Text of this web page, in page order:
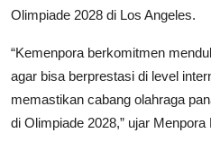
Olimpiade 2028 di Los Angeles.
“Kemenpora berkomitmen
agar bisa berprestasi di level
memastikan cabang olahraga
di Olimpiade 2028,” ujar Menpora